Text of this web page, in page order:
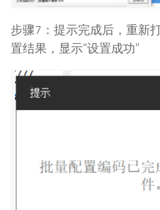
步骤7：提示完成后，重新
置结果，显示“设置成功”